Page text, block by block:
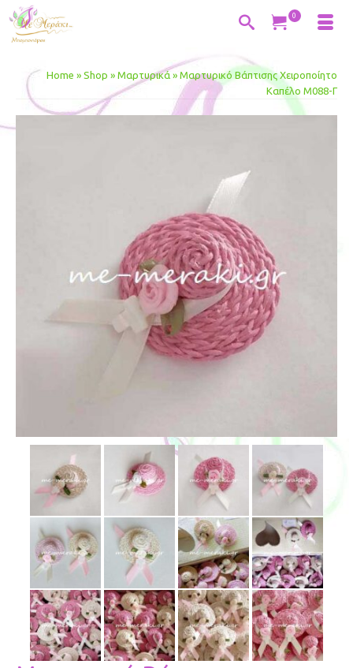
0
Home » Shop » Μαρτυρικά » Μαρτυρικό Βάπτισης Χειροποίητο
Καπέλο Μ088-Γ